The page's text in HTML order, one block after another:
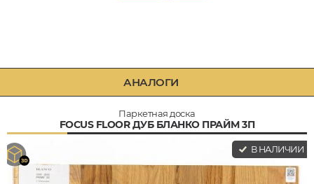
АНАЛОГИ
Паркетная доска
FOCUS FLOOR ДУБ БЛАНКО ПРАЙМ 3П
В НАЛИЧИИ